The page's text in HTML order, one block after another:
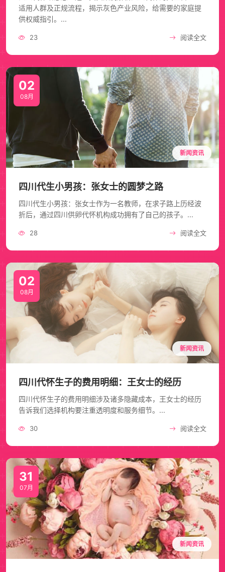
适用人群及正规流程，揭示灰色产业风险，给需要的家庭提
供权威指引。...
23 阅读全文
02
08月
新闻资讯
四川代生小男孩：张女士的圆梦之路
四川代生小男孩：张女士作为一名教师，在求子路上历经波
折后，通过四川供卵代怀机构成功拥有了自己的孩子。...
28 阅读全文
02
08月
新闻资讯
四川代怀生子的费用明细：王女士的经历
四川代怀生子的费用明细涉及诸多隐藏成本，王女士的经历
告诉我们选择机构要注重透明度和服务细节。...
30 阅读全文
31
07月
新闻资讯